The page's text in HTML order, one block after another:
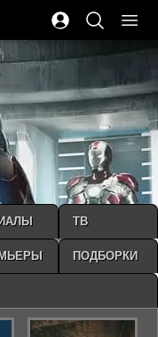
ТВ
ПОДБОРКИ